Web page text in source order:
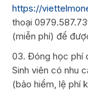
https://
thoại
(miễn phí) để
Đóng học phí
Sinh viên có nhu
(bảo hiểm, lệ phí